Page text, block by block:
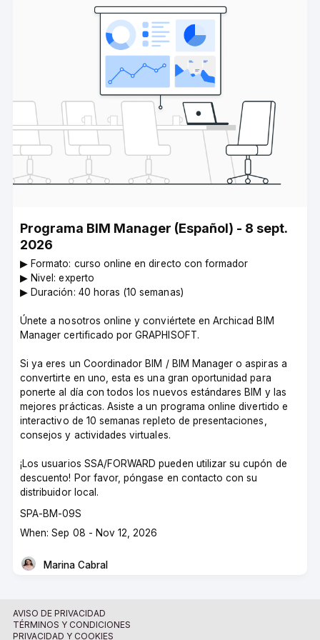
Programa BIM Manager (Español) - 8 sept.
2026
▶︎ Formato: curso online en directo con formador
▶︎ Nivel: experto
▶︎ Duración: 40 horas (10 semanas)
Únete a nosotros online y conviértete en Archicad BIM
Manager certificado por GRAPHISOFT.
Si ya eres un Coordinador BIM / BIM Manager o aspiras a
convertirte en uno, esta es una gran oportunidad para
ponerte al día con todos los nuevos estándares BIM y las
mejores prácticas. Asiste a un programa online divertido e
interactivo de 10 semanas repleto de presentaciones,
consejos y actividades virtuales.
¡Los usuarios SSA/FORWARD pueden utilizar su cupón de
descuento! Por favor, póngase en contacto con su
distribuidor local.
Course
code
SPA-BM-09S
Course
When: Sep 08 - Nov 12, 2026
Instructor
Marina Cabral
AVISO DE PRIVACIDAD
TÉRMINOS Y CONDICIONES
PRIVACIDAD Y COOKIES